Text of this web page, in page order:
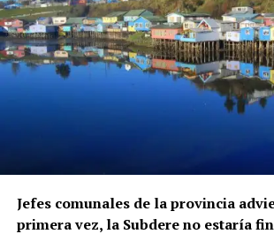
Jefes comunales de la provincia
primera vez, la Subdere no estaría